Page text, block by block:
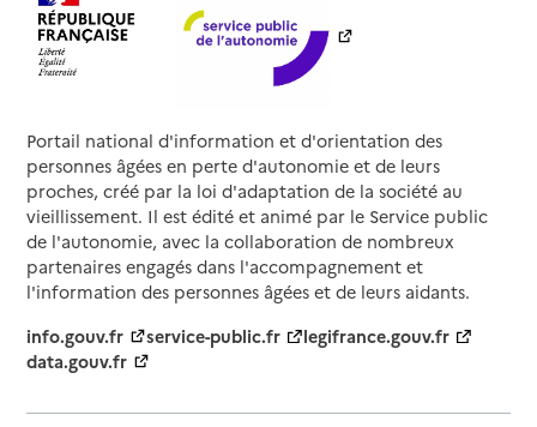
Portail national d'information et d'orientation des
personnes âgées en perte d'autonomie et de leurs
proches, créé par la loi d'adaptation de la société au
vieillissement. Il est édité et animé par le Service public
de l'autonomie, avec la collaboration de nombreux
partenaires engagés dans l'accompagnement et
l'information des personnes âgées et de leurs aidants.
info.gouv.fr
service-public.fr
legifrance.gouv.fr
data.gouv.fr